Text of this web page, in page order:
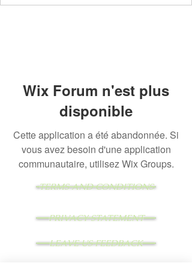
Wix Forum n'est plus
disponible
Cette application a été abandonnée. Si
vous avez besoin d'une application
communautaire, utilisez Wix Groups.
TERMS AND CONDITIONS
PRIVACY STATEMENT
LEAVE US FEEDBACK